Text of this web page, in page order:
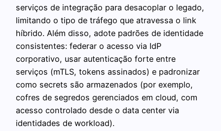
serviços de integração para desacoplar o legado,
limitando o tipo de tráfego que atravessa o link
híbrido. Além disso, adote padrões de identidade
consistentes: federar o acesso via IdP
corporativo, usar autenticação forte entre
serviços (mTLS, tokens assinados) e padronizar
como secrets são armazenados (por exemplo,
cofres de segredos gerenciados em cloud, com
acesso controlado desde o data center via
identidades de workload).